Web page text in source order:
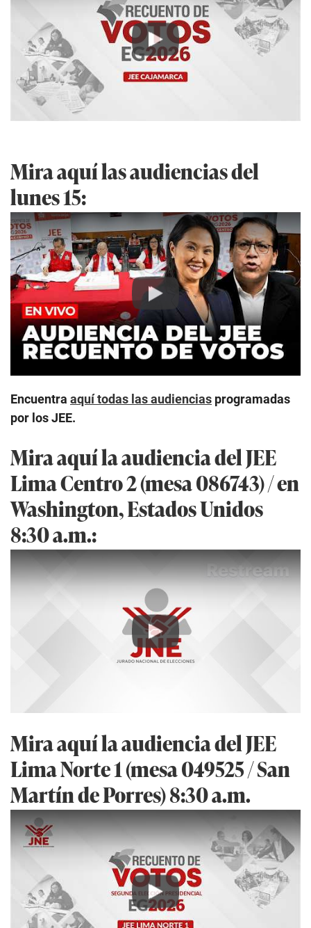
Play
Mira aquí las audiencias del
lunes 15:
Play
Encuentra aquí todas las audiencias programadas
por los JEE.
Mira aquí la audiencia del JEE
Lima Centro 2 (mesa 086743) / en
Washington, Estados Unidos
8:30 a.m.:
Play
Mira aquí la audiencia del JEE
Lima Norte 1 (mesa 049525 / San
Martín de Porres) 8:30 a.m.
Play